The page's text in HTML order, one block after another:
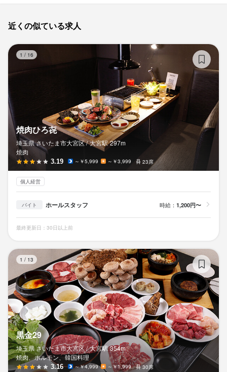
近くの似ている求人
1 / 16
焼肉ひろ㐂
埼玉県 さいたま市大宮区 / 大宮駅 297m
焼肉
3.19 ～￥5,999 ～￥3,999 23席
個人経営
バイト ホールスタッフ 時給： 1,200円〜
最終更新日：30日以上前
1 / 13
黒金29
埼玉県 さいたま市大宮区 / 大宮駅 354m
焼肉、ホルモン、韓国料理
3.16 ～￥4,999 ～￥1,999 30席